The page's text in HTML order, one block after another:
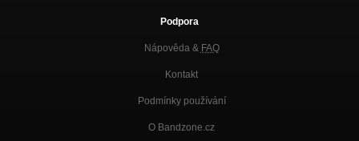
Podpora
Nápověda & FAQ
Kontakt
Podmínky používání
O Bandzone.cz